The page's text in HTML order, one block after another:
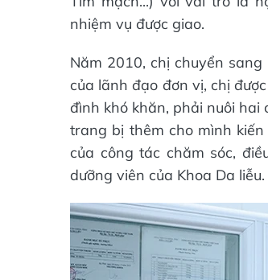
nhiệm vụ được giao.
Năm 2010, chị chuyển
của lãnh đạo đơn vị, chị
đình khó khăn, phải nuôi hai
trang bị thêm cho mình
của công tác chăm sóc,
dưỡng viên của Khoa Da liễu.